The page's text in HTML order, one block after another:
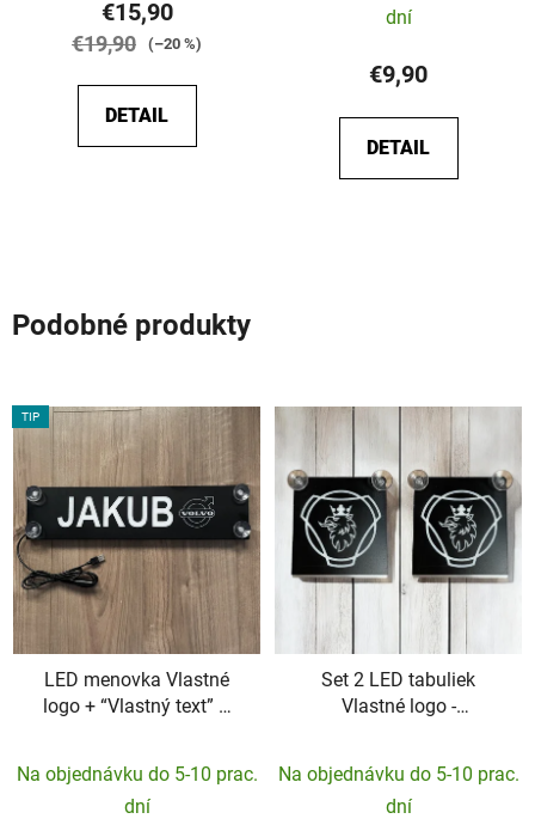
€15,90
€19,90 (–20 %)
DETAIL
dní
€9,90
DETAIL
Podobné produkty
TIP
LED menovka Vlastné
logo + “Vlastný text” –
hodnotenie
produktu
Na objednávku do 5-10 prac.
dní
Set 2 LED tabuliek
Vlastné logo -
hodnotenie
produktu
Na objednávku do 5-10 prac.
dní